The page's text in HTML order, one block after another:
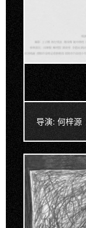
导演: 何梓源